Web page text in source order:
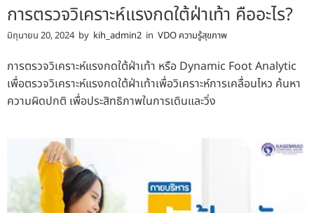
การตรวจวิเคราะห์แรงกดใต้ฝ่าเท้า คืออะไร?
มิถุนายน 20, 2024 by kih_admin2 in VDO ความรู้สุขภาพ
การตรวจวิเคราะห์แรงกดใต้ฝ่าเท้า หรือ Dynamic Foot Analytic
เพื่อตรวจวิเคราะห์แรงกดใต้ฝ่าเท้าเพื่อวิเคราะห์การเคลื่อนไหว ค้นหา
ความผิดปกติ เพื่อประสิทธิภาพในการเดินและวิ่ง